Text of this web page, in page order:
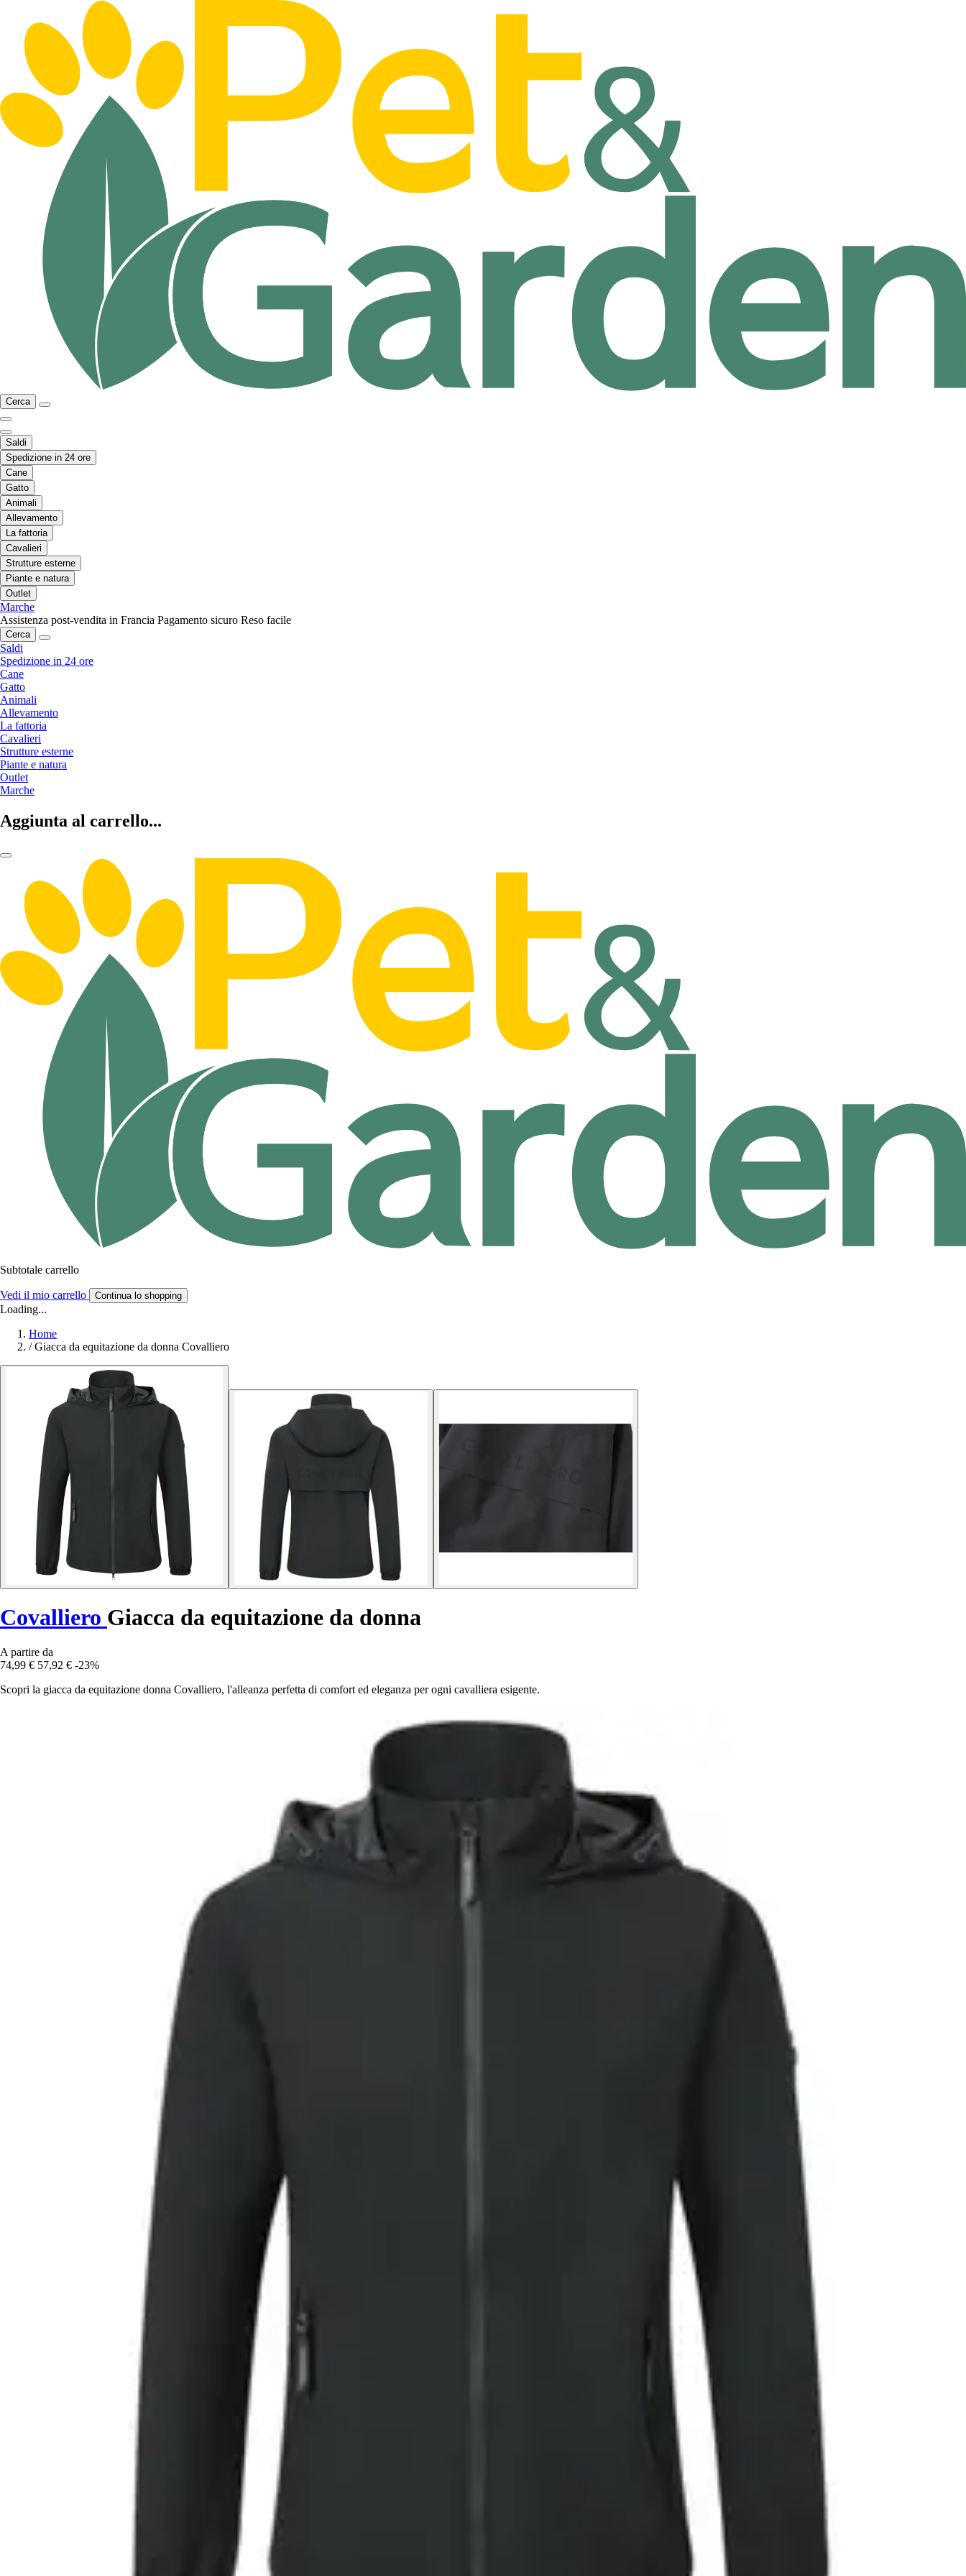
Cerca
Saldi
Spedizione in 24 ore
Cane
Gatto
Animali
Allevamento
La fattoria
Cavalieri
Strutture esterne
Piante e natura
Outlet
Marche
Assistenza post-vendita in Francia Pagamento sicuro Reso facile
Cerca
Saldi
Spedizione in 24 ore
Cane
Gatto
Animali
Allevamento
La fattoria
Cavalieri
Strutture esterne
Piante e natura
Outlet
Marche
Aggiunta al carrello...
Subtotale carrello
Vedi il mio carrello Continua lo shopping
Loading...
Home
/ Giacca da equitazione da donna Covalliero
Covalliero Giacca da equitazione da donna
A partire da
74,99 € 57,92 € -23%
Scopri la giacca da equitazione donna Covalliero, l'alleanza perfetta di comfort ed eleganza per ogni cavalliera esigente.